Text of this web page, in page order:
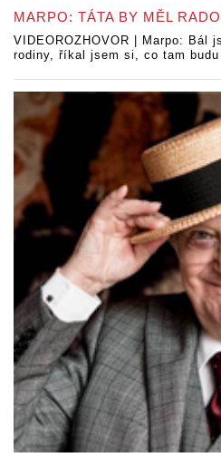
MARPO: TÁTA BY MĚL
VIDEOROZHOVOR | Marpo: Bál
rodiny, říkal jsem si, co tam